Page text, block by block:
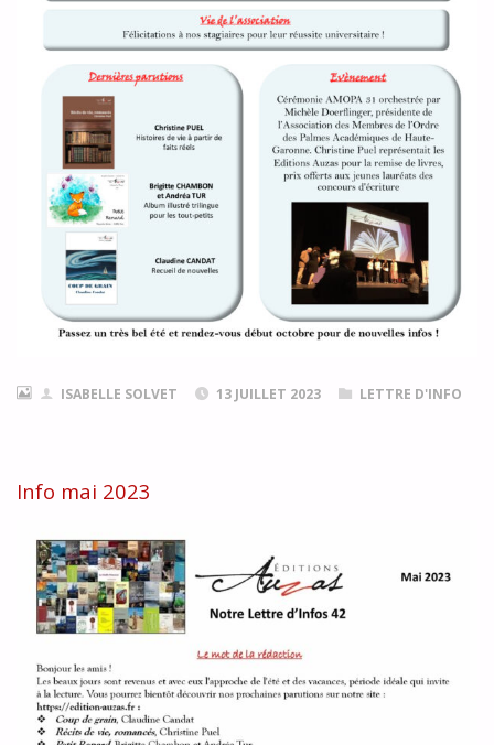
ISABELLE SOLVET 13 JUILLET 2023 LETTRE D'INFO
Info mai 2023